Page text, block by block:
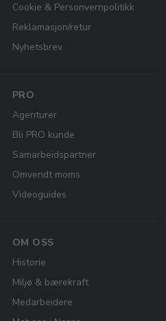
Cookie & Personvernpolitikk
Reklamasjon/retur
Nyhetsbrev
PRO
Agenturer
Bli PRO kunde
Samarbeidspartner
Omvendt moms
Videoguides
OM OSS
Historie
Miljø & bærekraft
Medarbeidere